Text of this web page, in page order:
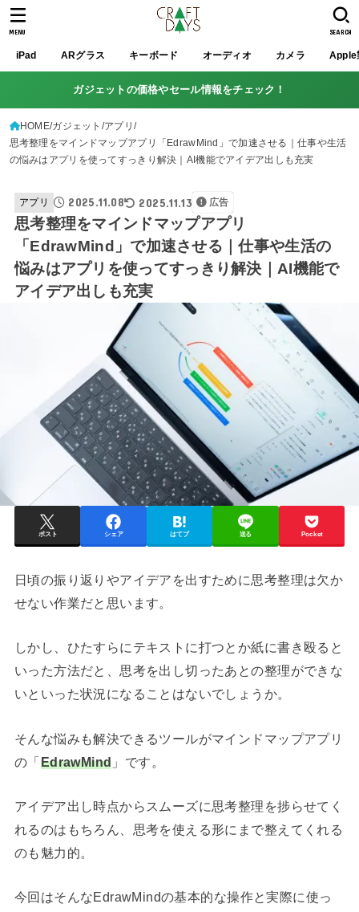
iPad ARグラス キーボード オーディオ カメラ Apple
SEARCH
MENU
ガジェットの価格やセール情報をチェック！
HOME ガジェット アプリ
思考整理をマインドマップアプリ「EdrawMind」で加速させる｜仕事や生活
の悩みはアプリを使ってすっきり解決｜AI機能でアイデア出しも充実
アプリ 2025.11.08 2025.11.13 広告
思考整理をマインドマップアプリ
「EdrawMind」で加速させる｜仕事や生活の
悩みはアプリを使ってすっきり解決｜AI機能で
アイデア出しも充実
ポスト シェア はてブ 送る Pocket
日頃の振り返りやアイデアを出すために思考整理は欠か
せない作業だと思います。
しかし、ひたすらにテキストに打つとか紙に書き殴ると
いった方法だと、思考を出し切ったあとの整理ができな
いといった状況になることはないでしょうか。
そんな悩みも解決できるツールがマインドマップアプリ
の「EdrawMind 」です。
アイデア出し時点からスムーズに思考整理を捗らせてく
れるのはもちろん、思考を使える形にまで整えてくれる
のも魅力的。
今回はそんなEdrawMindの基本的な操作と実際に使っ